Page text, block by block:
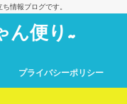
情報ブログです。
ん便り~
プライバシーポリシー